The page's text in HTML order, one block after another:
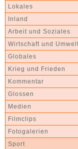
Lokales
Inland
Arbeit und Soziales
Wirtschaft und Umwelt
Globales
Krieg und Frieden
Kommentar
Glossen
Medien
Filmclips
Fotogalerien
Sport